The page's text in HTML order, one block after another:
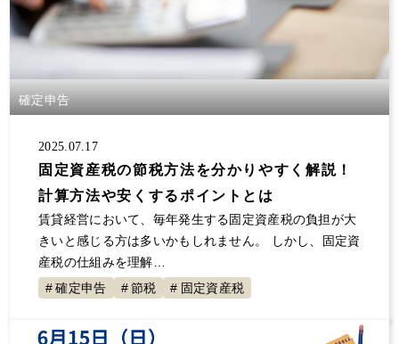
確定申告
2025.07.17
固定資産税の節税方法を分かりやすく解説！
計算方法や安くするポイントとは
賃貸経営において、毎年発生する固定資産税の負担が大
きいと感じる方は多いかもしれません。 しかし、固定資
産税の仕組みを理解…
確定申告
節税 固定資産税